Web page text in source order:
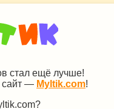
стал ещё лучше!
сайт — Myltik.com!